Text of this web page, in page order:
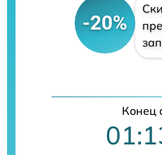
-20%
Конец